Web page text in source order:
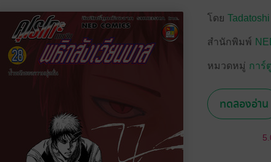
โดย
สำนักพิมพ์
หมวดหมู่ การ์
ทดลองอ่าน